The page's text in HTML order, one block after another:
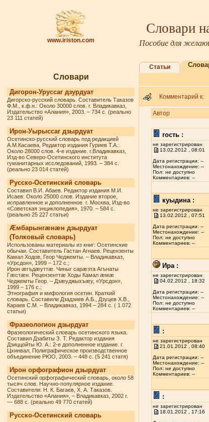
www.iriston.com
Словари
Пособие для
Словари
Дигорон-Уруссаг дзурдуат
Дигорско-русский словарь. Составитель Таказов
Ф.М., к.ф.н.: Около 30000 слов. г. Владикавказ,
Издательство «Алания», 2003. – 734 с. (реально
23 111 статей)
Ирон-Уырыссаг дзырдуат
Осетинско-русский словарь под редакцией
А.М.Касаева, Редактор издания Гуриев Т.А.:
Около 28000 слов. 4-е издание. г.Владикавказ,
Изд-во Северо-Осетинского института
гуманитарных исследований, 1993. – 384 с.
(реально 23 014 статей)
Русско-Осетинский словарь
Составил В.И. Абаев. Редактор издания М.И.
Исаев: Около 25000 слов. Издание второе,
исправленное и дополненное. г. Москва, Изд-во
«Советская энциклопедия», 1970. – 584 с.
(реально 25 227 статьи)
Æмбарынгæнæн дзырдуат
(Толковый словарь)
Использованы материалы из книг: Осетинские
обычаи. Составитель Гастан Агнаев. Рецензенты
Камал Ходов, Геор Чеджемты. – Владикавказ,
«Урсдон», 1999 – 172 с.;
Ирон æгъдæуттæ. Чиныг сарæзта Агънаты
Гæстæн. Рецензенттæ Ходы Камал æмæ
Чеджемты Геор. – Дзæуджыхъæу, «Урсдон»,
1999 – 176 с.;
Этнография и мифология осетин. Краткий
словарь. Составили Дзадзиев А.Б., Дзуцев Х.В.,
Караев С.М. – Владикавказ, 1994 – 284 с. ( 1 072
статьи)
Фразеологион дзырдуат
Фразеологический словарь осетинского языка.
Составил Дзабиты З. Т. Редактор издания
Дзиццойты Ю. А.: 2-е дополненное издание. г.
Цхинвал, Полиграфическое производственное
объединение РЮО, 2003. – 448 с. (5 241 статя)
Ирон орфографион дзырдуат
Осетинский орфографический словарь, около 58
тысяч слов. Научно-популярное издание.
Составители: Н. К. Багаев, Х. А. Таказов.
Издательство «Алания», – Владикавказ, 2002 г.
— 688 с. (реально 49 770 статей)
Русско-Осетинский словарь
Статьи
Комментарий к:
Автор
гость :
не зарегистрирован
13.02.2012 , 08:01
Дата регистрации: --
Местонахождение: --
Пол: не доступно
Комментариев: --
куыдина :
не зарегистрирован
13.02.2012 , 07:51
Дата регистрации: --
Местонахождение: --
Пол: не доступно
Комментариев: --
Ира :
не зарегистрирован
04.02.2012 , 18:32
Дата регистрации: --
Местонахождение: --
Пол: не доступно
Комментариев: --
:
не зарегистрирован
21.01.2012 , 08:40
Дата регистрации: --
Местонахождение: --
Пол: не доступно
Комментариев: --
:
не зарегистрирован
18.01.2012 , 17:16